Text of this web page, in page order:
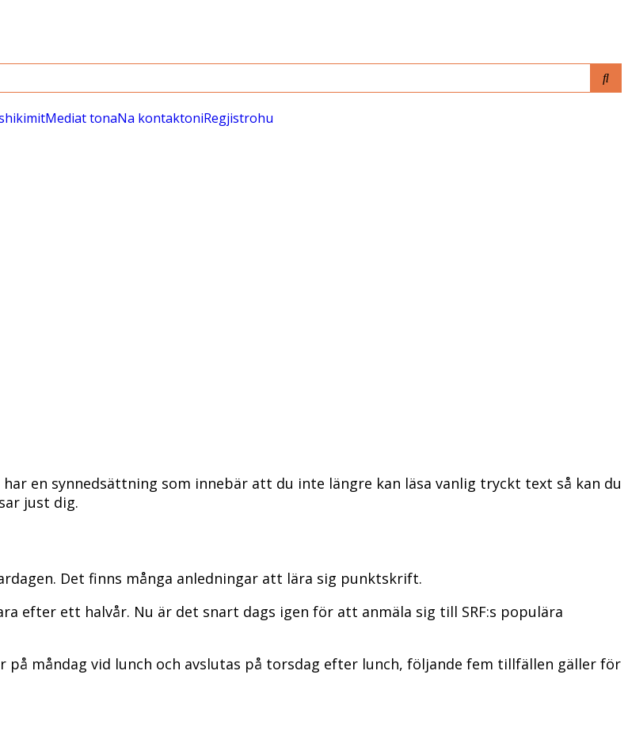
Mediat tonaNa kontaktoniRegjistrohu
en synnedsättning som innebär att du inte längre kan läsa vanlig tryckt text så kan du
just dig.
Det finns många anledningar att lära sig punktskrift.
efter ett halvår. Nu är det snart dags igen för att anmäla sig till SRF:s populära
på måndag vid lunch och avslutas på torsdag efter lunch, följande fem tillfällen gäller för